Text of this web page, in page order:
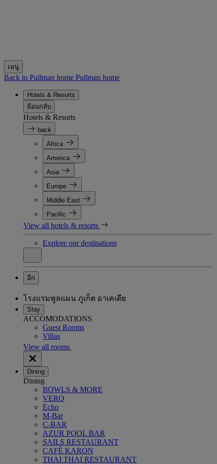
เมนู
Back to Pullman home Pullman home
Hotels & Resorts
ย้อนกลับ
Hotels & Resorts
back
Africa
America
Asia
Europe
Middle East
Pacific
View all hotels & resorts
Explore our destinations
อีก
โรงแรมพูลแมน ภูเก็ต อาเคเดีย
Stay
ACCOMODATIONS
Guest Rooms
Villas
View all rooms
Dining
Dining
BOWLS & MORE
VERO
Echo
M-Bar
C-BAR
AZUR POOL BAR
SAILS RESTAURANT
CAFÉ KARON
THAI THAI RESTAURANT